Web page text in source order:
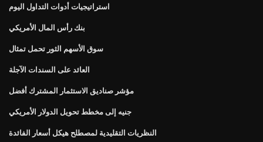
استراتيجيات أدوات التداول اليوم
بنك رأس المال الأمريكي
سوق الأسهم الثور تحمل تمثال
العائد على السندات الآجلة
مؤشر صناديق الاستثمار المشترك أفضل
جنيه إلى مخطط تحويل الدولار الأمريكي
النظريات التقليدية لمصطلح هيكل أسعار الفائدة